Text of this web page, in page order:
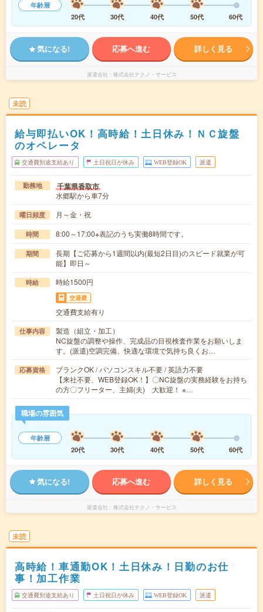
年齢層
20代
30代 40代 50代 60代
気になる! 応募へ進む 詳しく見る
派遣会社 株式会社テクノ・サービス
未読
給与即払いOK！高時給！土日休み！ＮＣ旋盤
のオペレータ
交通費別途支給あり 土日祝日が休み WEB登録OK 派遣
勤務地 千葉県香取市
水郷駅から車7分
曜日頻度 月～金・祝
時間 8:00～17:00※表記のうち実働8時間です。
期間
長期【ご応募から1週間以内(最短2日目)のスピード就業が可
能】即日～
時給 時給1500円
交通費
交通費支給有り
仕事内容
製造（組立・加工）
NC旋盤の調整や操作、完成品の目視検査作業をお願いしま
す。(派遣)空調完備、快適な環境で気持ち良くお…
応募資格
ブランクOK / パソコンスキル不要 / 英語力不要
【来社不要、WEB登録OK！】〇NC旋盤の実務経験をお持ち
の方〇フリーター、主婦(夫) 大歓迎！ ※…
職場の雰囲気
年齢層
20代
30代 40代 50代 60代
気になる! 応募へ進む 詳しく見る
派遣会社 株式会社テクノ・サービス
未読
高時給！車通勤OK！土日休み！日勤のお仕
事！加工作業
交通費別途支給あり 土日祝日が休み WEB登録OK 派遣